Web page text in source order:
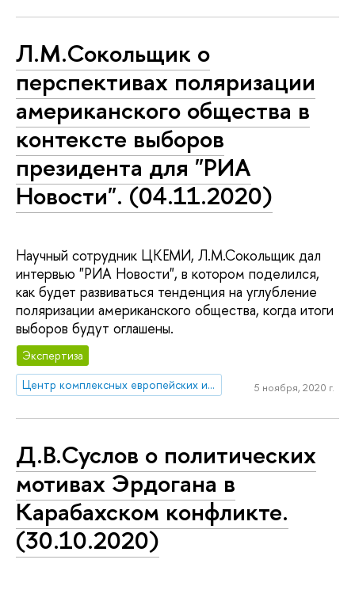
Л.М.Сокольщик о
перспективах поляризации
американского общества в
контексте выборов
президента для "РИА
Новости". (04.11.2020)
Научный сотрудник ЦКЕМИ, Л.М.Сокольщик дал
интервью "РИА Новости", в котором поделился,
как будет развиваться тенденция на углубление
поляризации американского общества, когда итоги
выборов будут оглашены.
Экспертиза
Центр комплексных европейских и международных исследований (ЦКЕМИ)
5 ноября, 2020 г.
Д.В.Суслов о политических
мотивах Эрдогана в
Карабахском конфликте.
(30.10.2020)